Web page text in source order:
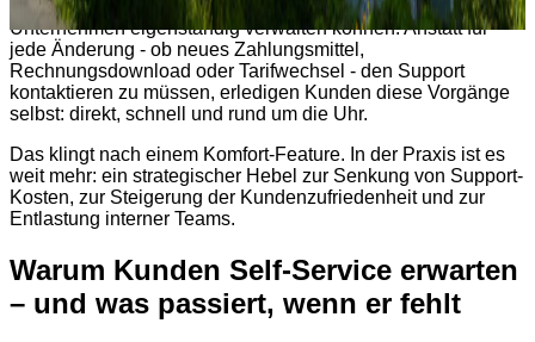
über die Endkunden ihre Vertragsbeziehung mit einem
Unternehmen eigenständig verwalten können. Anstatt für
jede Änderung - ob neues Zahlungsmittel,
Rechnungsdownload oder Tarifwechsel - den Support
kontaktieren zu müssen, erledigen Kunden diese Vorgänge
selbst: direkt, schnell und rund um die Uhr.
Das klingt nach einem Komfort-Feature. In der Praxis ist es
weit mehr: ein strategischer Hebel zur Senkung von Support-
Kosten, zur Steigerung der Kundenzufriedenheit und zur
Entlastung interner Teams.
Warum Kunden Self-Service erwarten
– und was passiert, wenn er fehlt